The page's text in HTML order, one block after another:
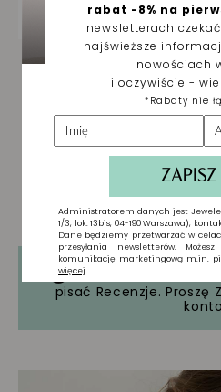
Tylko
pisać Recenzje. Proszę
konto